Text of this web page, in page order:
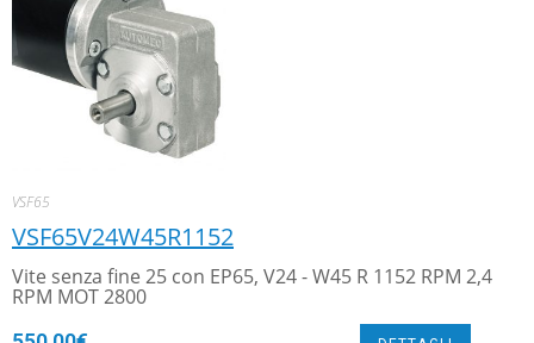
VSF65
VSF65V24W45R1152
Vite senza fine 25 con EP65, V24 - W45 R 1152 RPM 2,4
RPM MOT 2800